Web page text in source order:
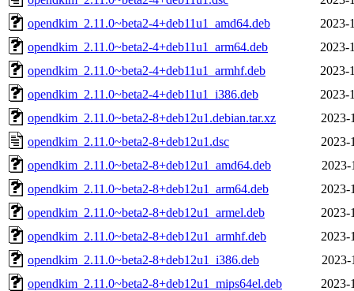
opendkim_2.11.0~beta2-4+deb11u1_amd64.deb
2023-
opendkim_2.11.0~beta2-4+deb11u1_arm64.deb
2023-
opendkim_2.11.0~beta2-4+deb11u1_armhf.deb
2023-
opendkim_2.11.0~beta2-4+deb11u1_i386.deb
2023-
opendkim_2.11.0~beta2-8+deb12u1.debian.tar.xz
2023-
opendkim_2.11.0~beta2-8+deb12u1.dsc
2023-
opendkim_2.11.0~beta2-8+deb12u1_amd64.deb
2023-
opendkim_2.11.0~beta2-8+deb12u1_arm64.deb
2023-
opendkim_2.11.0~beta2-8+deb12u1_armel.deb
2023-
opendkim_2.11.0~beta2-8+deb12u1_armhf.deb
2023-
opendkim_2.11.0~beta2-8+deb12u1_i386.deb
2023-
opendkim_2.11.0~beta2-8+deb12u1_mips64el.deb
2023-